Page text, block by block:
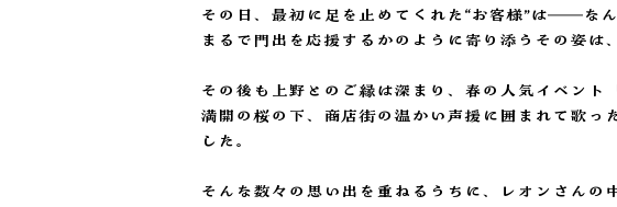
その日、最初に足を止めてくれた“お客様”は――なん
まるで門出を応援するかのように寄り添うその姿は
その後も上野とのご縁は深まり、春の人気イベント
満開の桜の下、商店街の温かい声援に囲まれて歌っ
した。
そんな数々の思い出を重ねるうちに、レオンさんの